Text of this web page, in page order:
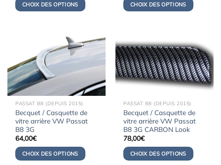
CHOIX DES OPTIONS CHOIX DES OPTIONS
PASSAT B8 (DEPUIS 2015)
Becquet / Casquette de
vitre arrière VW Passat
B8 3G
64,00€
CHOIX DES OPTIONS
PASSAT B8 (DEPUIS 2015)
Becquet / Casquette de
vitre arrière VW Passat
B8 3G CARBON Look
78,00€
CHOIX DES OPTIONS